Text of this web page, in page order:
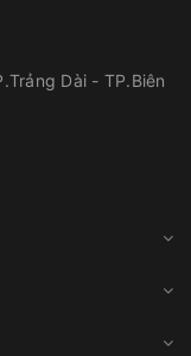
Dài - TP.Biên